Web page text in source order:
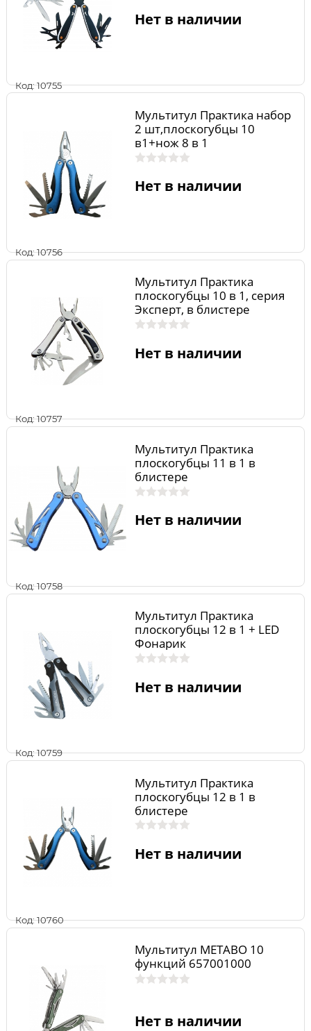
Код: 10755
Нет в наличии
Код: 10756
Мультитул Практика набор
2 шт,плоскогубцы 10
в1+нож 8 в 1
складной,черные,в дисплее
Нет в наличии
Код: 10757
Мультитул Практика
плоскогубцы 10 в 1, серия
Эксперт, в блистере
Нет в наличии
Код: 10758
Мультитул Практика
плоскогубцы 11 в 1 в
блистере
Нет в наличии
Код: 10759
Мультитул Практика
плоскогубцы 12 в 1 + LED
Фонарик
Нет в наличии
Код: 10760
Мультитул Практика
плоскогубцы 12 в 1 в
блистере
Нет в наличии
Мультитул METABO 10
функций 657001000
Нет в наличии